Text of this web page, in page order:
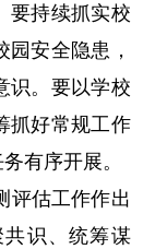
要持续抓实校
安全隐患，
识。要以学校
抓好常规工作
有序开展。
评估工作作出
识、统筹谋